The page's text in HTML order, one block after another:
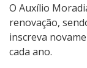
O Auxílio
renovação,
inscreva
cada ano.